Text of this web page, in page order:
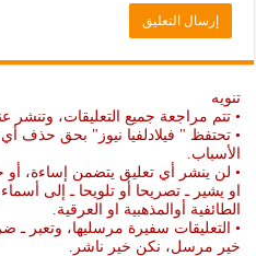
تنويه
• تتم مراجعة جميع التعليقات، وتنشر
• تحتفظ " فيلادلفيا نيوز" بحق حذف
الأسباب.
• لن ينشر أي تعليق يتضمن إساءة،
او يشير ـ تصريحا أو تلويحا ـ إلى
الطائفية أوالمذهبية او العرقية.
• التعليقات سفيرة مرسليها، وتعبر
خير مرسل، نكن خير ناشر.